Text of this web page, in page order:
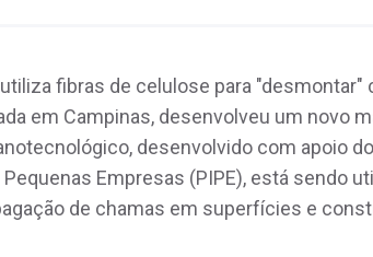
fibras de celulose para "desmontar"
em Campinas, desenvolveu um novo
desenvolvido com apoio do
Empresas (PIPE), está sendo
de chamas em superfícies e